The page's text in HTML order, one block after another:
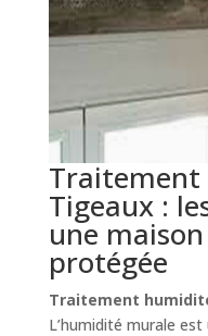
Tigeaux :
une
protégée
Traitement
L’humidité murale